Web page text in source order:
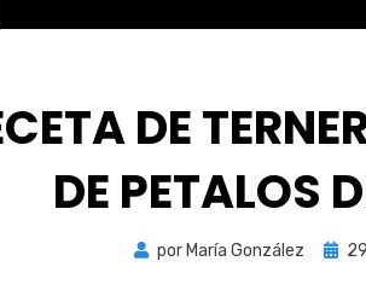
DE
DE PETALOS
por María González